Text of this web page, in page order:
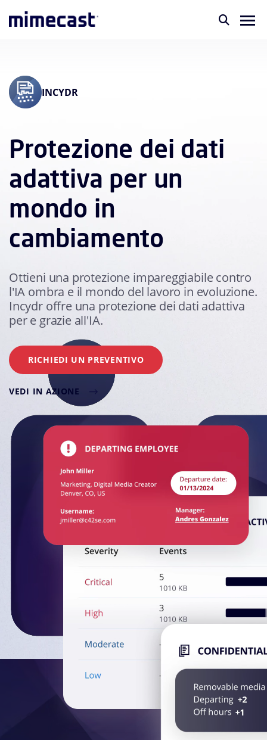
INCYDR
Protezione dei dati
adattiva per un
mondo in
cambiamento
Ottieni una protezione impareggiabile contro
l'IA ombra e il mondo del lavoro in evoluzione.
Incydr offre una protezione dei dati adattiva
per e grazie all'IA.
RICHIEDI UN PREVENTIVO
VEDI IN AZIONE